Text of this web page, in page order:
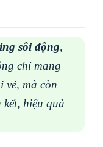
sôi động,
chỉ mang
vẻ, mà còn
hiệu quả